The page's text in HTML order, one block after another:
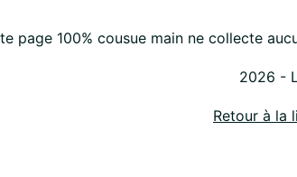
page 100% cousue main ne collecte
2026 -
Retour à la